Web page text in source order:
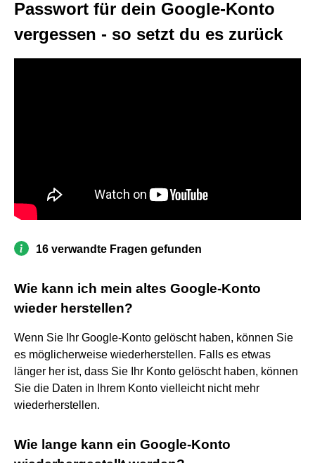
Passwort für dein Google-Konto
vergessen - so setzt du es zurück
16 verwandte Fragen gefunden
Wie kann ich mein altes Google-Konto
wieder herstellen?
Wenn Sie Ihr Google-Konto gelöscht haben, können Sie
es möglicherweise wiederherstellen. Falls es etwas
länger her ist, dass Sie Ihr Konto gelöscht haben, können
Sie die Daten in Ihrem Konto vielleicht nicht mehr
wiederherstellen.
Wie lange kann ein Google-Konto